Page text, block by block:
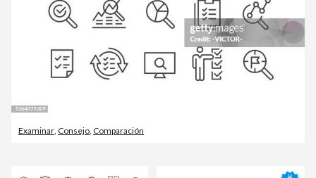
Examinar, Consejo, Comparación